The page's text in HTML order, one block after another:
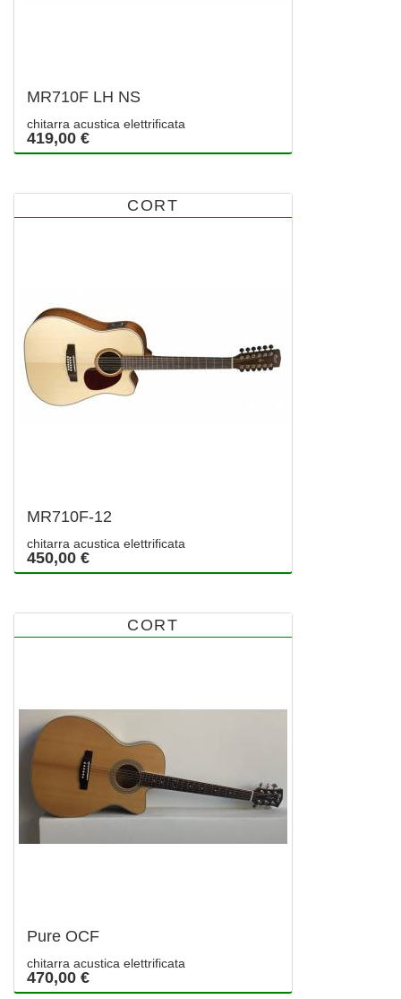
MR710F LH NS
chitarra acustica elettrificata
419,00 €
CORT
MR710F-12
chitarra acustica elettrificata
450,00 €
CORT
Pure OCF
chitarra acustica elettrificata
470,00 €